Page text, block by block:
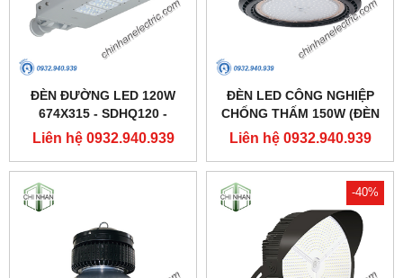
ĐÈN ĐƯỜNG LED 120W
674X315 - SDHQ120 -
DUHAL
Liên hệ 0932.940.939
ĐÈN LED CÔNG NGHIỆP
CHỐNG THẤM 150W (ĐÈN
HIGHBAY NHÀ XƯỞNG) -
DDB150 - DUHAL
Liên hệ 0932.940.939
-40%